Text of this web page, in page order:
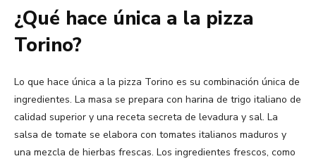
¿Qué hace única a la pizza
Torino?
Lo que hace única a la pizza Torino es su combinación única de
ingredientes. La masa se prepara con harina de trigo italiano de
calidad superior y una receta secreta de levadura y sal. La
salsa de tomate se elabora con tomates italianos maduros y
una mezcla de hierbas frescas. Los ingredientes frescos, como